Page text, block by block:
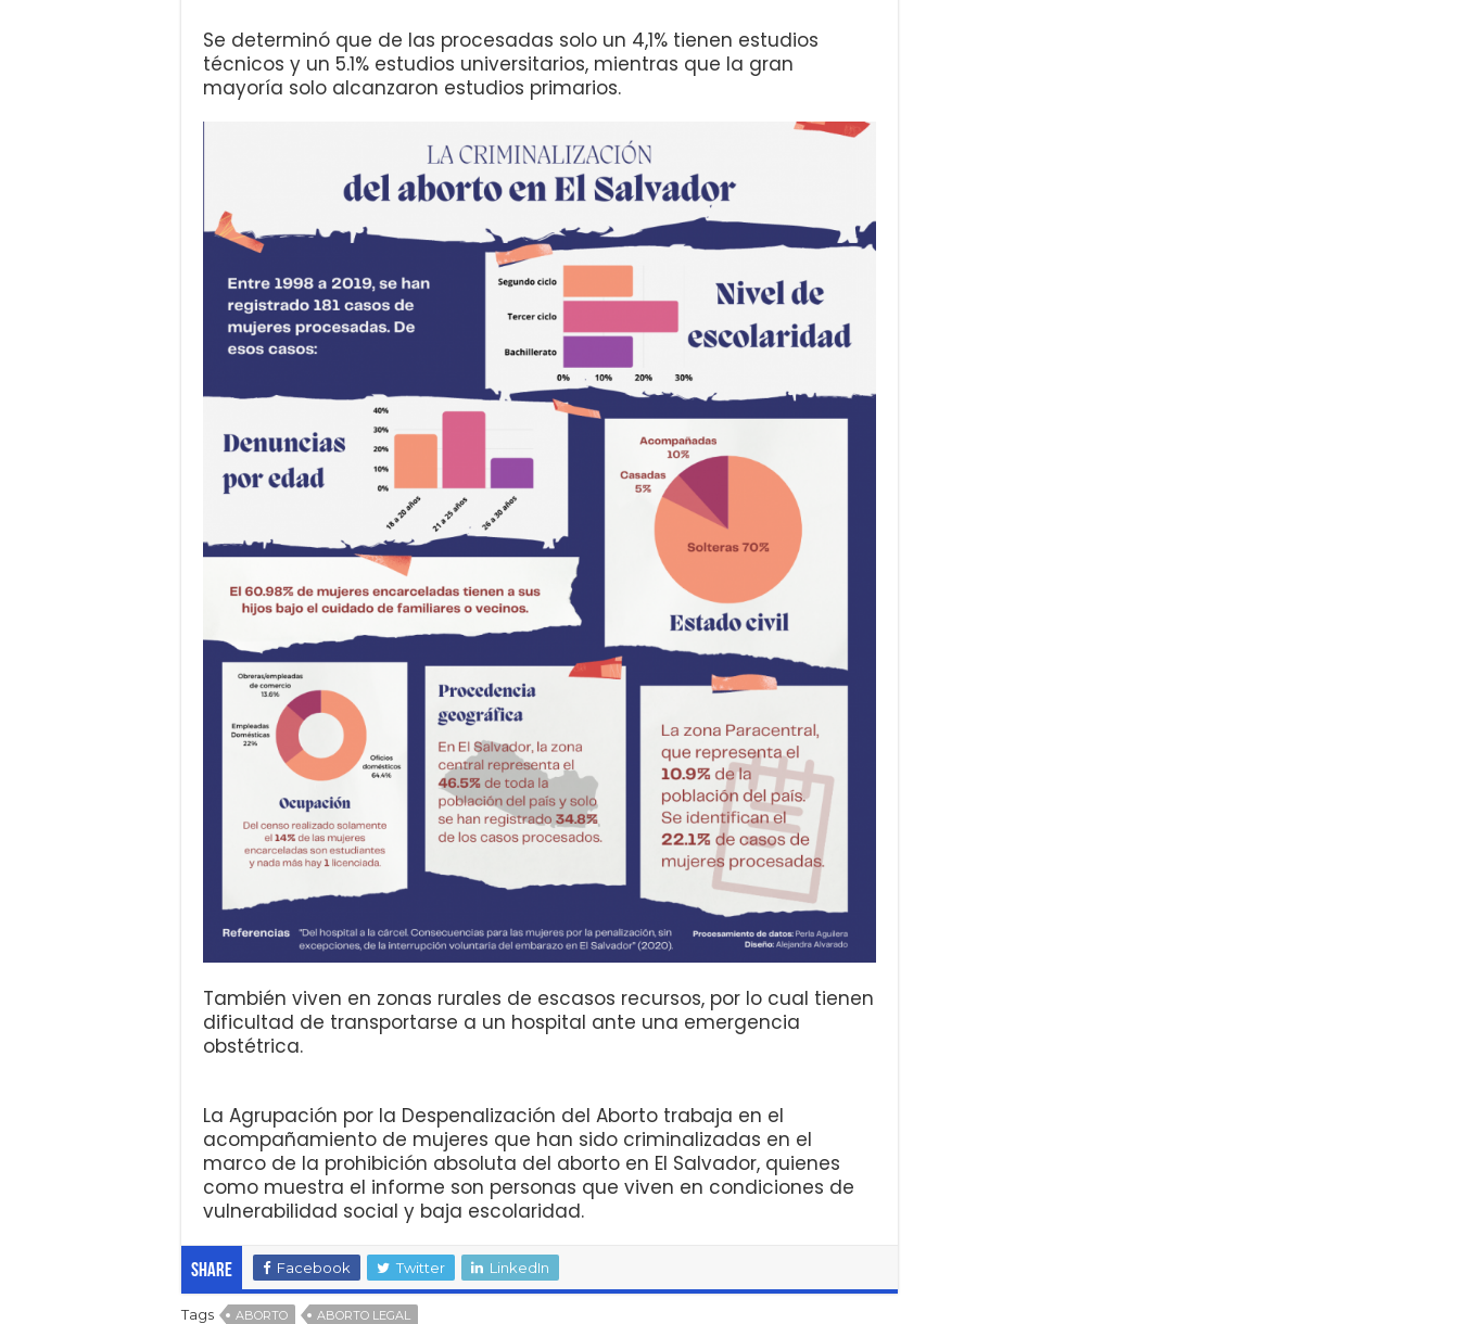
Se determinó que de las procesadas solo un 4,1% tienen estudios
técnicos y un 5.1% estudios universitarios, mientras que la gran
mayoría solo alcanzaron estudios primarios.
También viven en zonas rurales de escasos recursos, por lo cual tienen
dificultad de transportarse a un hospital ante una emergencia
obstétrica.
La Agrupación por la Despenalización del Aborto trabaja en el
acompañamiento de mujeres que han sido criminalizadas en el
marco de la prohibición absoluta del aborto en El Salvador, quienes
como muestra el informe son personas que viven en condiciones de
vulnerabilidad social y baja escolaridad.
Share Facebook Twitter LinkedIn
Tags ABORTO
ABORTO LEGAL